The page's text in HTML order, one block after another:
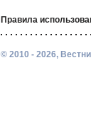
Правила
© 2010 - 2026,